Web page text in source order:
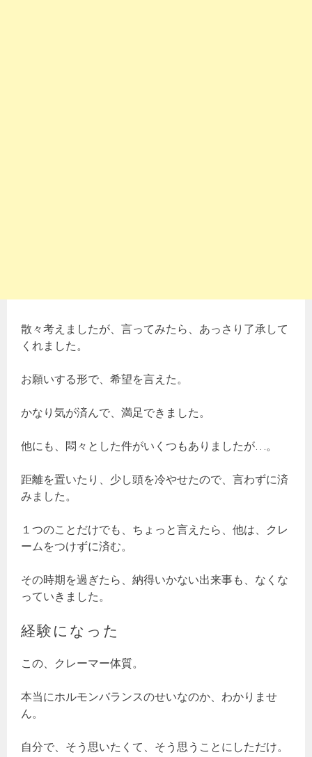
散々考えましたが、言ってみたら、あっさり了承して
くれました。
お願いする形で、希望を言えた。
かなり気が済んで、満足できました。
他にも、悶々とした件がいくつもありましたが…。
距離を置いたり、少し頭を冷やせたので、言わずに済
みました。
１つのことだけでも、ちょっと言えたら、他は、クレ
ームをつけずに済む。
その時期を過ぎたら、納得いかない出来事も、なくな
っていきました。
経験になった
この、クレーマー体質。
本当にホルモンバランスのせいなのか、わかりませ
ん。
自分で、そう思いたくて、そう思うことにしただけ。